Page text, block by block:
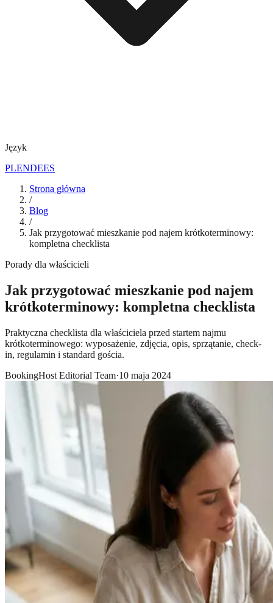
Język
PLENDEES
Strona główna
/
Blog
/
Jak przygotować mieszkanie pod najem krótkoterminowy:
kompletna checklista
Porady dla właścicieli
Jak przygotować mieszkanie pod najem
krótkoterminowy: kompletna checklista
Praktyczna checklista dla właściciela przed startem najmu
krótkoterminowego: wyposażenie, zdjęcia, opis, sprzątanie, check-
in, regulamin i standard gościa.
BookingHost Editorial Team·10 maja 2024